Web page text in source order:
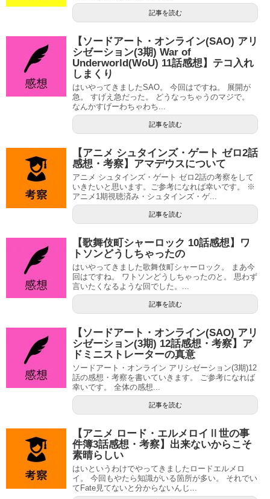
記事を読む
【ソードアート・オンライン(SAO) アリ
シゼーション(3期) War of
Underworld(WoU) 11話感想】テコ入れ
しまくり
はいやってきましたSAO。 今回はですね。 展開が
急。 すげえ急だった。 どうなっちゃうのマジで。
なんかすげーわちゃわち...
記事を読む
【アニメ シュタインズ・ゲート ゼロ2話
感想・考察】アマデウスについて
アニメ シュタインズ・ゲート ゼロ2話の考察をして
いきたいと思います。ご参考になれば幸いです。 ※
アニメ1期視聴済み・シュタインズ・ゲ...
記事を読む
【歌舞伎町シャーロック 10話感想】ワ
トソンどうしちゃったの
はいやってきました歌舞伎町シャーロック。 まあ今
回はですね。 ワトソンどうしちゃったのと。 思わず
言いたくなるような回でした。...
記事を読む
【ソードアート・オンライン(SAO) アリ
シゼーション(3期) 12話感想・考察】ア
ドミニストレーターの真意
ソードアート・オンライン アリシゼーション(3期)12
話の感想・考察を書いていきます。 ご参考になれば
幸いです。 全体の感想...
記事を読む
【アニメ ロード・エルメロイⅡ世の事
件簿3話感想・考察】出来ないからこそ
素晴らしい
はいというわけでやってきましたロードエルメロ
イ。 今回もやたら知識がいる箇所が多い。 それでい
てFate見てないと分からないんじ...